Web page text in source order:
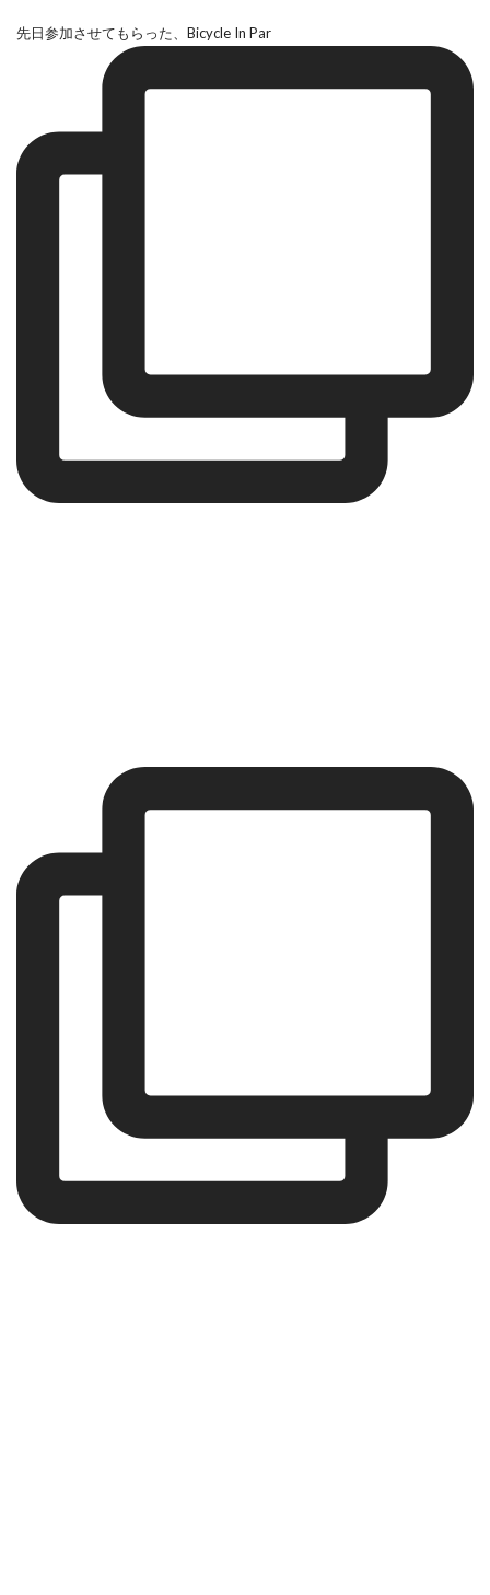
先日参加させてもらった、Bicycle In Par